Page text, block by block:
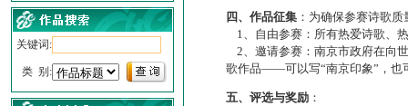
关键词:
类 别:
四、作品征集 ：为确保参赛诗歌
1、自由参赛：所有热爱诗歌、
2、邀请参赛：南京市政府在向
歌作品——可以写“南京印象”，也
五、评选与奖励 ：